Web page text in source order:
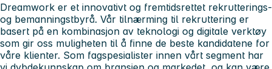
Dreamwork er et innovativt og fremtidsrettet rekrutterings-
og bemanningstbyrå. Vår tilnærming til rekruttering er
basert på en kombinasjon av teknologi og digitale verktøy
som gir oss muligheten til å finne de beste kandidatene for
våre klienter. Som fagspesialister innen vårt segment har